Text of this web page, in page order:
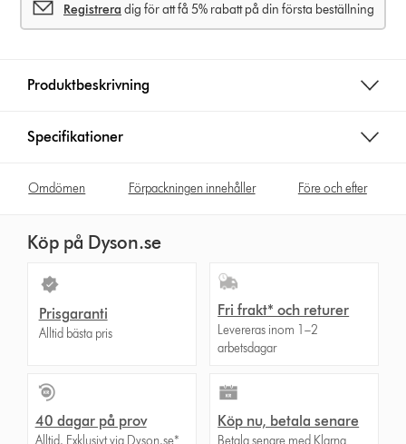
Registrera dig för att få 5% rabatt på din första beställning
Produktbeskrivning
Specifikationer
Omdömen Förpackningen innehåller Före och efter
Köp på Dyson.se
Prisgaranti
Alltid bästa pris
Fri frakt* och returer
Levereras inom 1–2
arbetsdagar
40 dagar på prov
Alltid. Exklusivt via Dyson.se*
Köp nu, betala senare
Betala senare med Klarna